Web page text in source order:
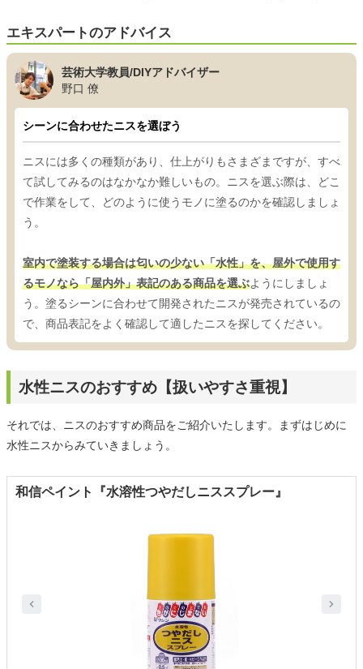
エキスパートのアドバイス
芸術大学教員/DIYアドバイザー
野口 僚
シーンに合わせたニスを選ぼう
ニスには多くの種類があり、仕上がりもさまざまですが、すべ
て試してみるのはなかなか難しいもの。ニスを選ぶ際は、どこ
で作業をして、どのように使うモノに塗るのかを確認しましょ
う。
室内で塗装する場合は匂いの少ない「水性」を、屋外で使用す
るモノなら「屋内外」表記のある商品を選ぶようにしましょ
う。塗るシーンに合わせて開発されたニスが発売されているの
で、商品表記をよく確認して適したニスを探してください。
水性ニスのおすすめ【扱いやすさ重視】
それでは、ニスのおすすめ商品をご紹介いたします。まずはじめに
水性ニスからみていきましょう。
和信ペイント『水溶性つやだしニススプレー』